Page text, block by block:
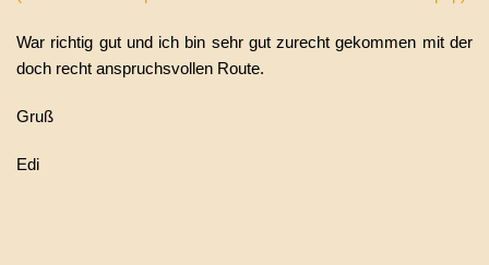
War richtig gut und ich bin sehr gut zurecht gekommen mit der
doch recht anspruchsvollen Route.
Gruß
Edi